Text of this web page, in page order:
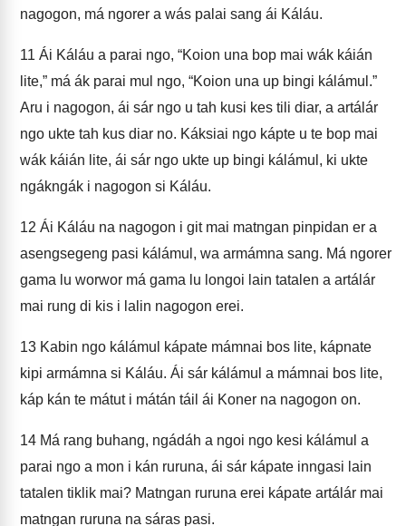
nagogon, má ngorer a wás palai sang ái Káláu.
11 Ái Káláu a parai ngo, “Koion una bop mai wák káián
lite,” má ák parai mul ngo, “Koion una up bingi kálámul.”
Aru i nagogon, ái sár ngo u tah kusi kes tili diar, a artálár
ngo ukte tah kus diar no. Káksiai ngo kápte u te bop mai
wák káián lite, ái sár ngo ukte up bingi kálámul, ki ukte
ngákngák i nagogon si Káláu.
12 Ái Káláu na nagogon i git mai matngan pinpidan er a
asengsegeng pasi kálámul, wa armámna sang. Má ngorer
gama lu worwor má gama lu longoi lain tatalen a artálár
mai rung di kis i lalin nagogon erei.
13 Kabin ngo kálámul kápate mámnai bos lite, kápnate
kipi armámna si Káláu. Ái sár kálámul a mámnai bos lite,
káp kán te mátut i mátán táil ái Koner na nagogon on.
14 Má rang buhang, ngádáh a ngoi ngo kesi kálámul a
parai ngo a mon i kán ruruna, ái sár kápate inngasi lain
tatalen tiklik mai? Matngan ruruna erei kápate artálár mai
matngan ruruna na sáras pasi.